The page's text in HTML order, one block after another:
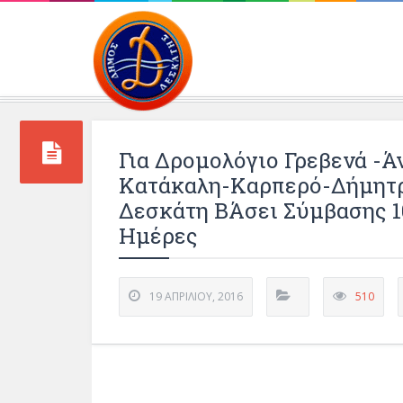
Για Δρομολόγιο Γρεβενά -
Κατάκαλη-Καρπερό-
Δεσκάτη ΒΆσει Σύμβασης
Ημέρες
19 ΑΠΡΙΛΊΟΥ, 2016 510